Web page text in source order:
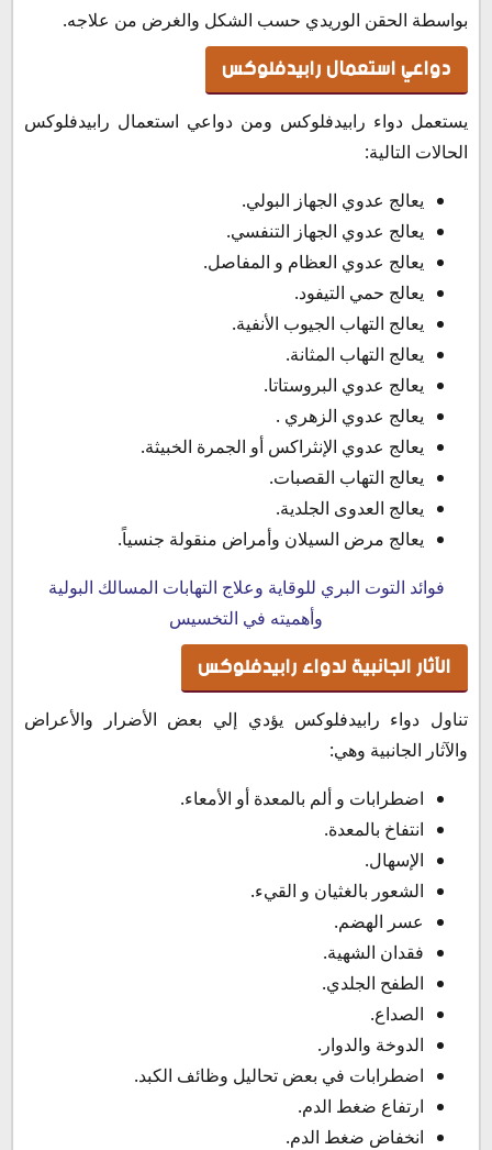
بواسطة الحقن الوريدي حسب الشكل والغرض من علاجه.
دواعي استعمال رابيدفلوكس
يستعمل دواء رابيدفلوكس ومن دواعي استعمال رابيدفلوكس
الحالات التالية:
يعالج عدوي الجهاز البولي.
يعالج عدوي الجهاز التنفسي.
يعالج عدوي العظام و المفاصل.
يعالج حمي التيفود.
يعالج التهاب الجيوب الأنفية.
يعالج التهاب المثانة.
يعالج عدوي البروستاتا.
يعالج عدوي الزهري .
يعالج عدوي الإنثراكس أو الجمرة الخبيثة.
يعالج التهاب القصبات.
يعالج العدوى الجلدية.
يعالج مرض السيلان وأمراض منقولة جنسياً.
فوائد التوت البري للوقاية وعلاج التهابات المسالك البولية
وأهميته في التخسيس
الآثار الجانبية لدواء رابيدفلوكس
تناول دواء رابيدفلوكس يؤدي إلي بعض الأضرار والأعراض
والآثار الجانبية وهي:
اضطرابات و ألم بالمعدة أو الأمعاء.
انتفاخ بالمعدة.
الإسهال.
الشعور بالغثيان و القيء.
عسر الهضم.
فقدان الشهية.
الطفح الجلدي.
الصداع.
الدوخة والدوار.
اضطرابات في بعض تحاليل وظائف الكبد.
ارتفاع ضغط الدم.
انخفاض ضغط الدم.